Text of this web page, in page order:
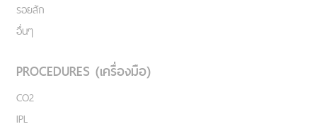
รอยสัก
อื่นๆ
PROCEDURES (เครื่องมือ)
CO2
IPL